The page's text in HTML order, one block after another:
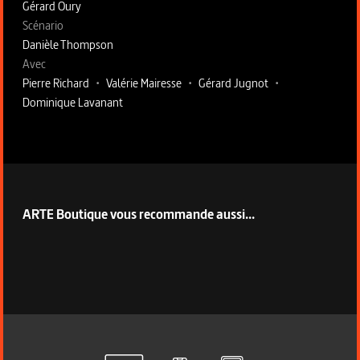
Gérard Oury
Scénario
Danièle Thompson
Avec
Pierre Richard • Valérie Mairesse • Gérard Jugnot •
Dominique Lavanant
ARTE Boutique vous recommande aussi...